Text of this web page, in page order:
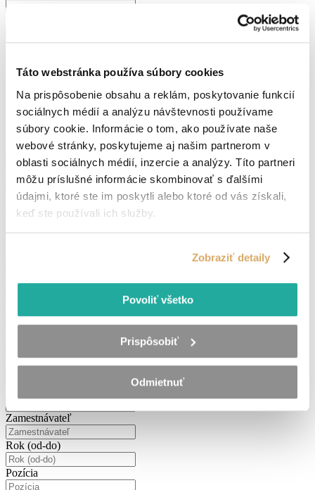
Táto webstránka používa súbory cookies
Na prispôsobenie obsahu a reklám, poskytovanie funkcií
sociálnych médií a analýzu návštevnosti používame
súbory cookie. Informácie o tom, ako používate naše
webové stránky, poskytujeme aj našim partnerom v
oblasti sociálnych médií, inzercie a analýzy. Títo partneri
môžu príslušné informácie skombinovať s ďalšími
údajmi, ktoré ste im poskytli alebo ktoré od vás získali,
keď ste používali ich služby.
Zobraziť detaily
Povoliť všetko
Prispôsobiť
Odmietnuť
Ulica
Kraj
PSČ / Poštové smerovacie číslo
Krajina
Dátum narodenia(Povinné)
DD
bodka
MM
bodka
RRRR
Vaše najvyššie dosiahnuté vzdelanie (Povinné)
Vaše pracovné skúsenosti
Rok (od-do)(Povinné)
Rok (od-do)
Zamestnávateľ
Rok (od-do)
Pozícia